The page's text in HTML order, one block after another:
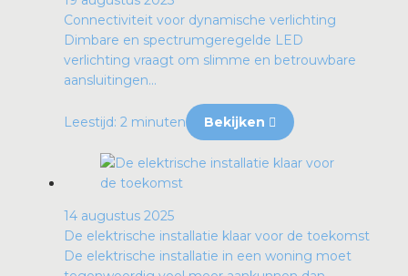
Connectiviteit voor dynamische verlichting
Dimbare en spectrumgeregelde LED
verlichting vraagt om slimme en betrouwbare
aansluitingen...
Leestijd: 2 minuten Bekijken
14 augustus 2025
De elektrische installatie klaar voor de toekomst
De elektrische installatie in een woning moet